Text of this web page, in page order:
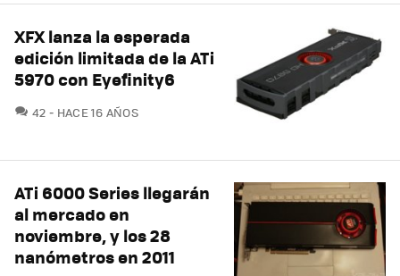
XFX lanza la esperada
edición limitada de la ATi
5970 con Eyefinity6
42 COMENTARIOS
HACE 16 AÑOS
ATi 6000 Series llegarán
al mercado en
noviembre, y los 28
nanómetros en 2011